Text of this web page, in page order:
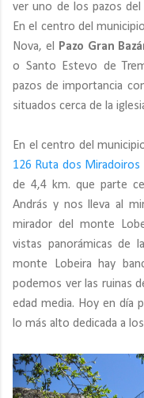
ver uno de los pazos
En el centro del
Nova, el
Pazo Gran
o Santo Estevo de
pazos de importancia
situados cerca de la
En el centro del
126 Ruta dos Miradoiros
de 4,4 km. que parte
András y nos lleva al
mirador del monte
vistas panorámicas de
monte Lobeira hay
podemos ver las ruinas
edad media. Hoy en día
lo más alto dedicada a